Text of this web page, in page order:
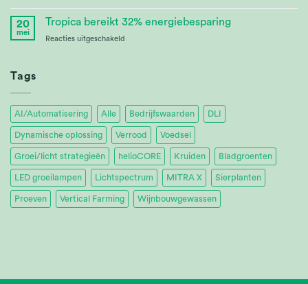
Propagation
20
mei
Tropica bereikt 32% energiebesparing
Reacties uitgeschakeld
Tags
AI/Automatisering Alle Bedrijfswaarden DLI
Dynamische oplossing Verrood Voedsel
Groei/licht strategieën helioCORE Kruiden Bladgroenten
LED groeilampen Lichtspectrum MITRA X Sierplanten
Proeven Vertical Farming Wijnbouwgewassen